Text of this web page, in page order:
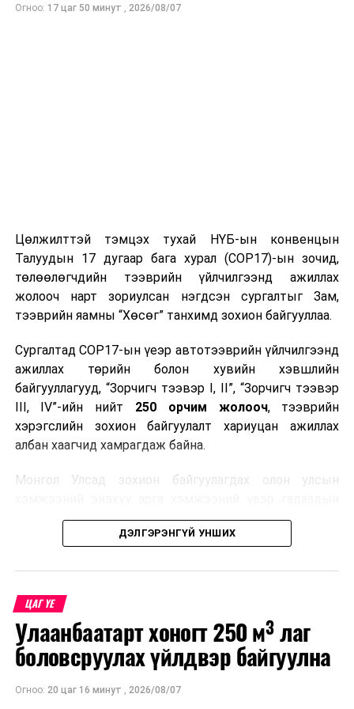
хязгаарлалт тогтоох таслан сэргийлэх арга хэмжээг
ӨМНӨХ МЭДЭЭ
Ерөнхийлөгч У.Хүрэлсүх Япон Улсын Ерөнхий сайд
Ф.Кишидатай уулзав
Огноо: 17 цаг 50 минут , 2026/08/07
Цөлжилттэй тэмцэх тухай НҮБ-ын конвенцын
Талуудын 17 дугаар бага хурал (COP17)-ын зочид,
төлөөлөгчдийн тээврийн үйлчилгээнд ажиллах
жолооч нарт зориулсан нэгдсэн сургалтыг Зам,
тээврийн яамны “Хөсөг” танхимд зохион байгууллаа.
Сургалтад COP17-ын үеэр автотээврийн үйлчилгээнд
ажиллах төрийн болон хувийн хэвшлийн
байгууллагууд, “Зорчигч тээвэр I, II”, “Зорчигч тээвэр
III, IV”-ийн нийт 250 орчим жолооч, тээврийн
хэрэгслийн зохион байгуулалт хариуцан ажиллах
албан хаагчид хамрагдаж байна.
Монгол Улсад зохион байгуулагдах олон улсын
зочид, төлөөлөгчдөд аюулгүй, шуурхай, соёлтой,
мэргэжлийн түвшинд тээврийн үйлчилгээ үзүүлэх
зохион байгуулалтын онцлог, зочид, төлөөлөгчдийн
ангилал, үйлчилгээний стандарт, жолооч нарын үүрэг
хариуцлага, сахилга бат, үйлчилгээний соёл, ёс зүй,
мэргэжлийн харилцааны талаар нэгдсэн мэдээлэл
өгчээ.
ДЭЛГЭРЭНГҮЙ УНШИХ
ЦАГ ҮЕ
Улаанбаатарт хоногт 250 м³ лаг
боловсруулах үйлдвэр байгуулна
Огноо: 20 цаг 16 минут , 2026/08/07